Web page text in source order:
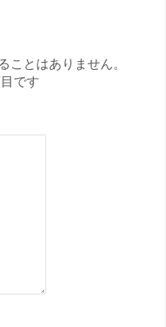
ことはありません。
です